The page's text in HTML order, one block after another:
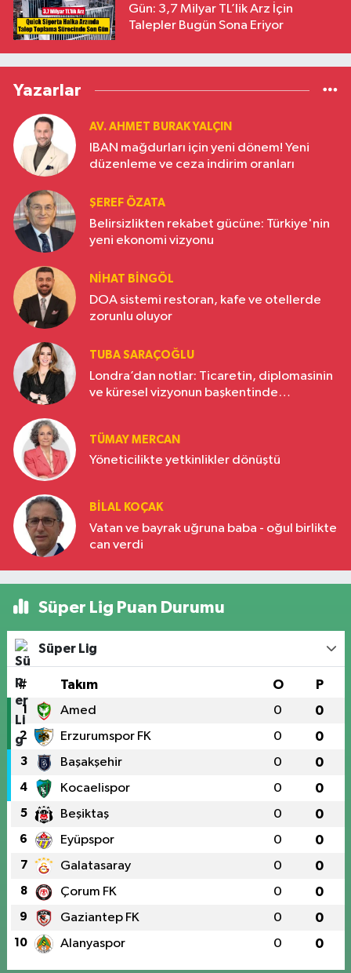
Gün: 3,7 Milyar TL’lik Arz İçin
Talepler Bugün Sona Eriyor
Yazarlar
AV. AHMET BURAK YALÇIN
IBAN mağdurları için yeni dönem! Yeni
düzenleme ve ceza indirim oranları
ŞEREF ÖZATA
Belirsizlikten rekabet gücüne: Türkiye'nin
yeni ekonomi vizyonu
NIHAT BINGÖL
DOA sistemi restoran, kafe ve otellerde
zorunlu oluyor
TUBA SARAÇOĞLU
Londra’dan notlar: Ticaretin, diplomasinin
ve küresel vizyonun başkentinde
TÜMAY MERCAN
Yöneticilikte yetkinlikler dönüştü
BILAL KOÇAK
Vatan ve bayrak uğruna baba - oğul birlikte
can verdi
Süper Lig Puan Durumu
Süper Lig
# Takım O P
1 Amed 0 0
2 Erzurumspor FK 0 0
3 Başakşehir 0 0
4 Kocaelispor 0 0
5 Beşiktaş 0 0
6 Eyüpspor 0 0
7 Galatasaray 0 0
8 Çorum FK 0 0
9 Gaziantep FK 0 0
10 Alanyaspor 0 0